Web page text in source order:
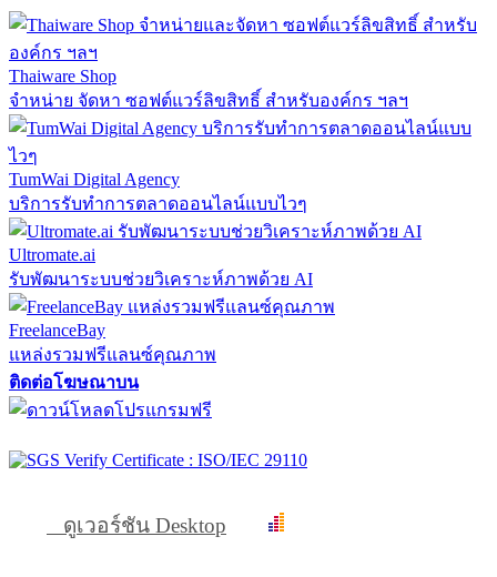
Thaiware Shop
จำหน่าย จัดหา ซอฟต์แวร์ลิขสิทธิ์ สำหรับองค์กร ฯลฯ
TumWai Digital Agency
บริการรับทำการตลาดออนไลน์แบบไวๆ
Ultromate.ai
รับพัฒนาระบบช่วยวิเคราะห์ภาพด้วย AI
FreelanceBay
แหล่งรวมฟรีแลนซ์คุณภาพ
ติดต่อโฆษณาบน
ดูเวอร์ชัน Desktop